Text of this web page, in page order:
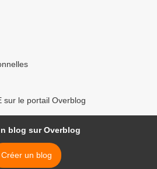
sur le portail Overblog
blog sur Overblog
Créer un blog